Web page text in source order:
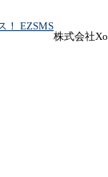
！ EZSMS
株式会社